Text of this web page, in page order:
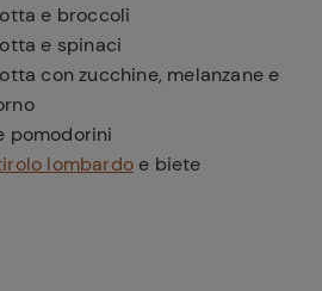
e broccoli
e spinaci
con zucchine, melanzane e
pomodorini
lombardo e biete